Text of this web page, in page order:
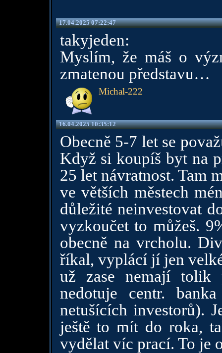
17.04.2025 07:22:47
takyjeden:
Myslím, že máš o
zmatenou představu…
Michal-222
16.04.2025 10:35:12
Obecně 5-7 let se
Když si koupíš byt na
25 let návratnost. Tam
ve větších městech
důležité neinvestovat
vyzkoučet to můžeš.
obecně na vrcholu.
říkal, vyplácí jí jen
už zase nemají tolik
nedotuje centr.
netušících investorů).
ještě to mít do roka,
vydělat víc prací. To je